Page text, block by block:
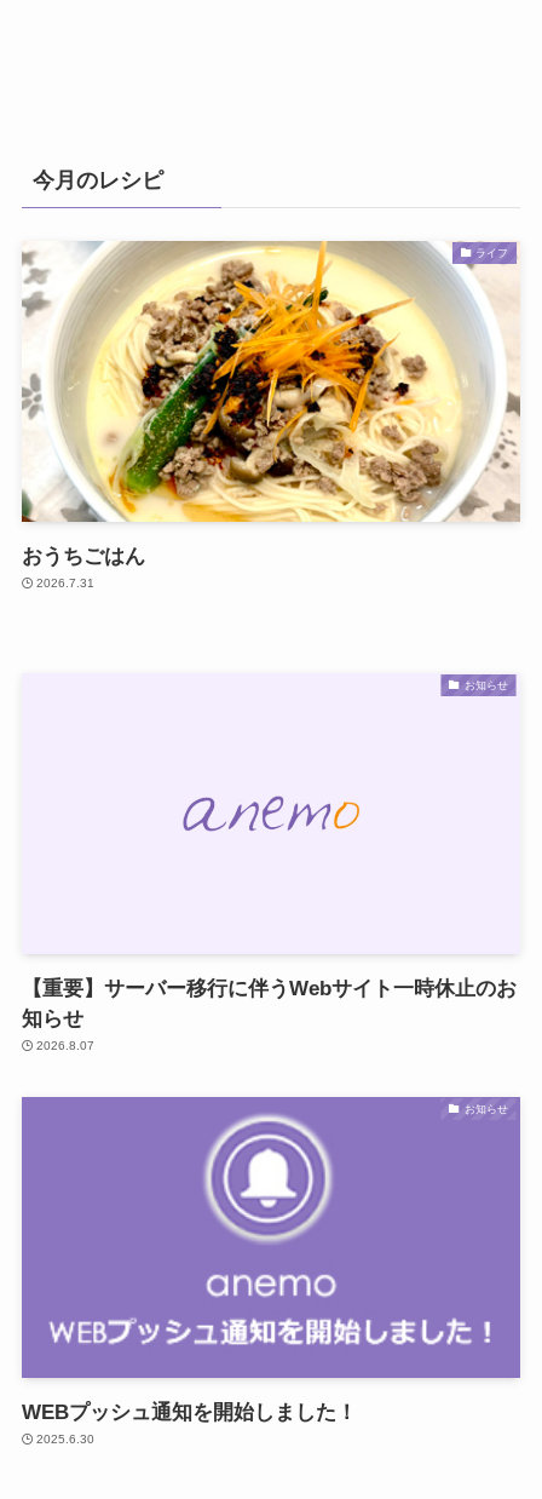
今月のレシピ
ライフ
おうちごはん
2026.7.31
お知らせ
【重要】サーバー移行に伴うWebサイト一時休止のお
知らせ
2026.8.07
お知らせ
WEBプッシュ通知を開始しました！
2025.6.30